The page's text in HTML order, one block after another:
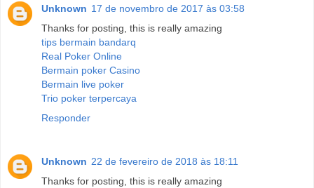
Unknown 17 de novembro de 2017 às 03:58
Thanks for posting, this is really amazing
tips bermain bandarq
Real Poker Online
Bermain poker Casino
Bermain live poker
Trio poker terpercaya
Responder
Unknown 22 de fevereiro de 2018 às 18:11
Thanks for posting, this is really amazing